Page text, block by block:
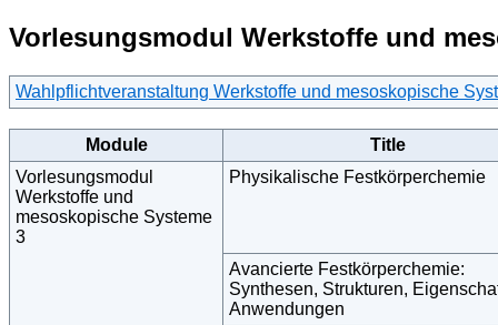
Vorlesungsmodul Werkstoffe und
Wahlpflichtveranstaltung Werkstoffe und mesoskopische
Module
Title
Vorlesungsmodul
Werkstoffe und
mesoskopische Systeme
3
Physikalische Festkörperchemie
Avancierte Festkörperchemie:
Synthesen, Strukturen,
Anwendungen